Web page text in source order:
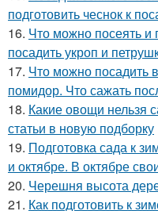
подготовить чеснок к
16. Что можно посеять и
посадить укроп и
17. Что можно посадить
помидор. Что сажать
18. Какие овощи нельзя
статьи в новую подборку
19. Подготовка сада к
и октябре. В октябре
20. Черешня высота
21. Как подготовить к